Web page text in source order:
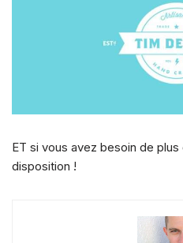
ET si vous avez besoin de
disposition !